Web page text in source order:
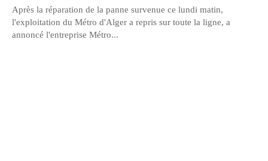
Après la réparation de la panne survenue ce lundi matin,
l'exploitation du Métro d'Alger a repris sur toute la ligne, a
annoncé l'entreprise Métro...